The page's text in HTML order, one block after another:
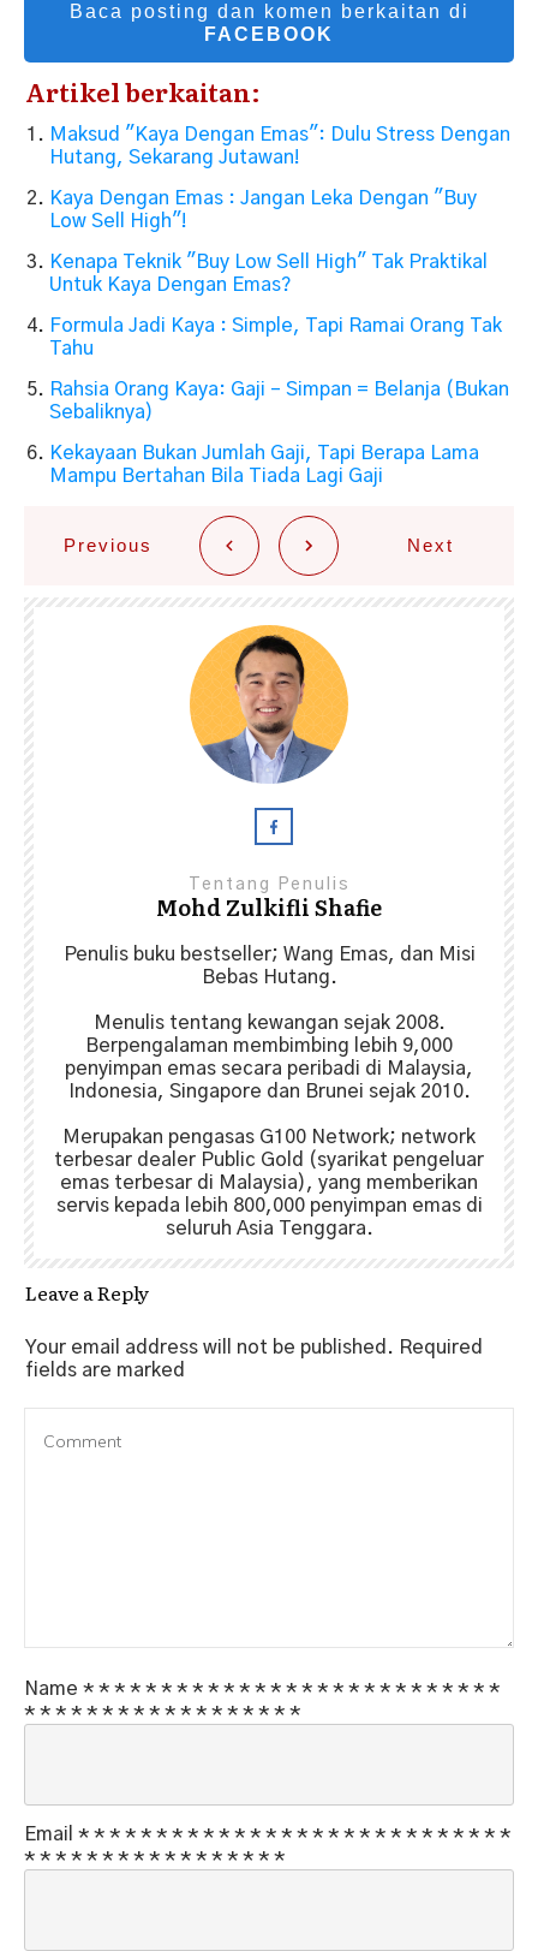
Baca posting dan komen berkaitan di
FACEBOOK
Artikel berkaitan:
Maksud "Kaya Dengan Emas": Dulu Stress Dengan
Hutang, Sekarang Jutawan!
Kaya Dengan Emas : Jangan Leka Dengan "Buy
Low Sell High"!
Kenapa Teknik "Buy Low Sell High" Tak Praktikal
Untuk Kaya Dengan Emas?
Formula Jadi Kaya : Simple, Tapi Ramai Orang Tak
Tahu
Rahsia Orang Kaya: Gaji – Simpan = Belanja (Bukan
Sebaliknya)
Kekayaan Bukan Jumlah Gaji, Tapi Berapa Lama
Mampu Bertahan Bila Tiada Lagi Gaji
Previous Next
Tentang Penulis
Mohd Zulkifli Shafie
Penulis buku bestseller; Wang Emas, dan Misi
Bebas Hutang.
Menulis tentang kewangan sejak 2008.
Berpengalaman membimbing lebih 9,000
penyimpan emas secara peribadi di Malaysia,
Indonesia, Singapore dan Brunei sejak 2010.
Merupakan pengasas G100 Network; network
terbesar dealer Public Gold (syarikat pengeluar
emas terbesar di Malaysia), yang memberikan
servis kepada lebih 800,000 penyimpan emas di
seluruh Asia Tenggara.
Leave a Reply
Your email address will not be published. Required
fields are marked
Name * * * * * * * * * * * * * * * * * * * * * * * * * * *
* * * * * * * * * * * * * * * * * *
Email * * * * * * * * * * * * * * * * * * * * * * * * * * * *
* * * * * * * * * * * * * * * * *